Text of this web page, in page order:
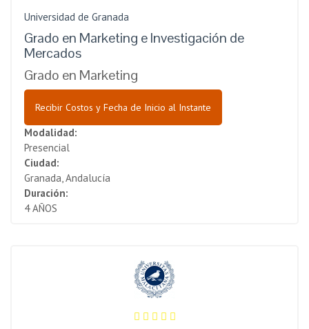
Universidad de Granada
Grado en Marketing e Investigación de
Mercados
Grado en Marketing
Recibir Costos y Fecha de Inicio al Instante
Modalidad:
Presencial
Ciudad:
Granada, Andalucía
Duración:
4 AÑOS